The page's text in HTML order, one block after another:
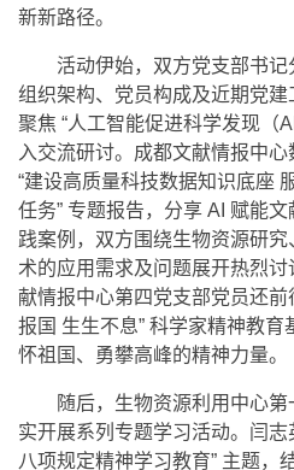
新新路径。
活动伊始，双方党支部书记
组织架构、党员构成及近期党建
聚焦 “人工智能促进科学发现（
入交流研讨。成都文献情报中
“建设高质量科技数据知识底座
任务” 专题报告，分享 AI 赋能
践案例，双方围绕生物资源研
术的应用需求及问题展开热烈
献情报中心第四党支部党员还前
报国 生生不息” 科学家精神教
怀祖国、勇攀高峰的精神力量。
随后，生物资源利用中心
实开展系列专题学习活动。闫
八项规定精神学习教育” 主题，